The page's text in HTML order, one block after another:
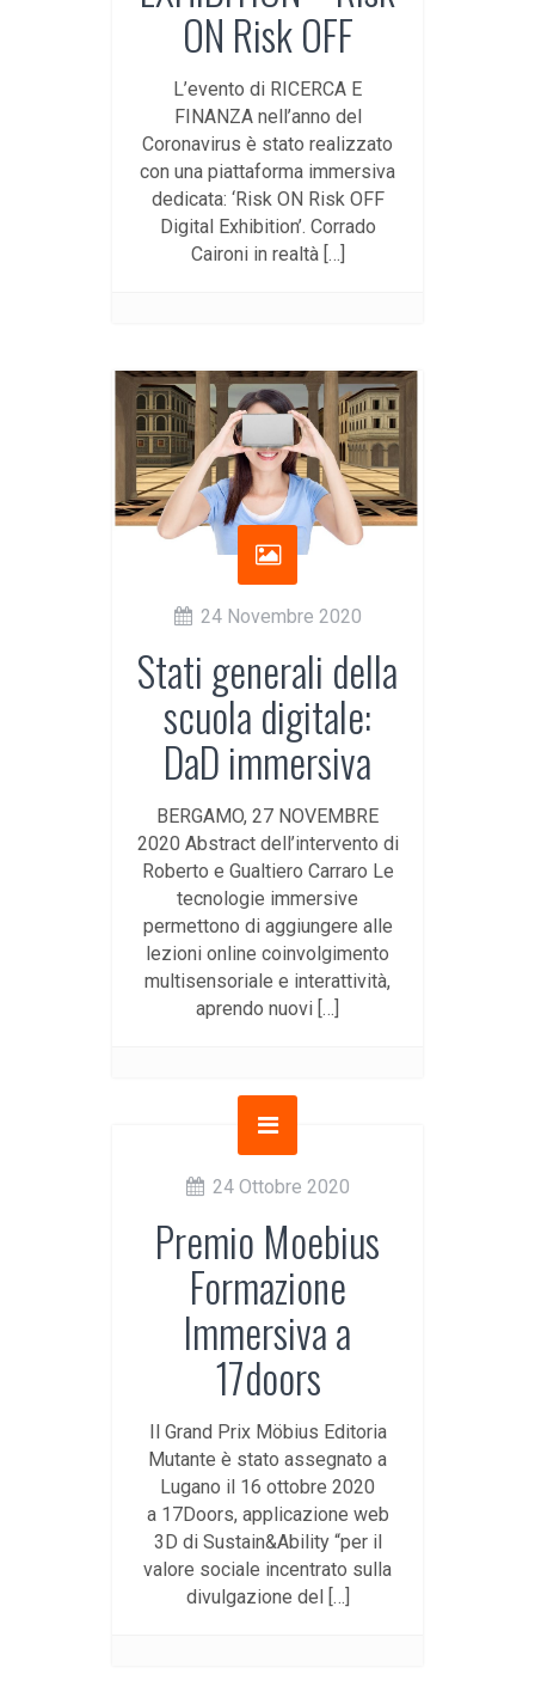
ON Risk OFF
L’evento di RICERCA E
FINANZA nell’anno del
Coronavirus è stato realizzato
con una piattaforma immersiva
dedicata: ‘Risk ON Risk OFF
Digital Exhibition’. Corrado
Caironi in realtà […]
24 Novembre 2020
Stati generali della
scuola digitale:
DaD immersiva
BERGAMO, 27 NOVEMBRE
2020 Abstract dell’intervento di
Roberto e Gualtiero Carraro Le
tecnologie immersive
permettono di aggiungere alle
lezioni online coinvolgimento
multisensoriale e interattività,
aprendo nuovi […]
24 Ottobre 2020
Premio Moebius
Formazione
Immersiva a
17doors
Il Grand Prix Möbius Editoria
Mutante è stato assegnato a
Lugano il 16 ottobre 2020
a 17Doors, applicazione web
3D di Sustain&Ability “per il
valore sociale incentrato sulla
divulgazione del […]